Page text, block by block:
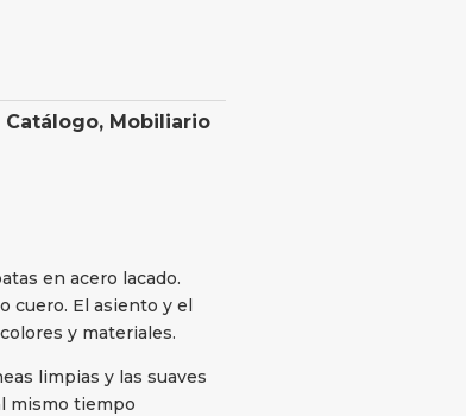
Catálogo, Mobiliario
en acero lacado.
cuero. El asiento y el
y materiales.
limpias y las suaves
mismo tiempo